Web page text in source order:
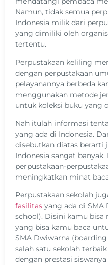
Namun, tidak semua
Indonesia milik dari
yang dimiliki oleh
tertentu.
Perpustakaan keliling
dengan perpustakaan
pelayanannya berbeda
menggunakan metode
untuk koleksi buku yang
Nah itulah informasi
yang ada di Indonesia.
disebutkan diatas berarti
Indonesia sangat
perpustakaan-
meningkatkan minat
Perpustakaan sekolah
fasilitas yang ada di
school). Disini kamu bisa
yang bisa kamu baca
SMA Dwiwarna
salah satu sekolah
dengan prestasi